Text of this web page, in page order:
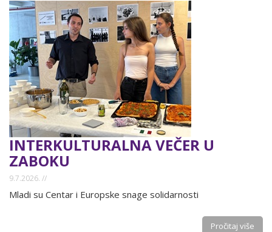
INTERKULTURALNA VEČER U
ZABOKU
9.7.2026. //
Mladi su Centar i Europske snage solidarnosti
Pročitaj više